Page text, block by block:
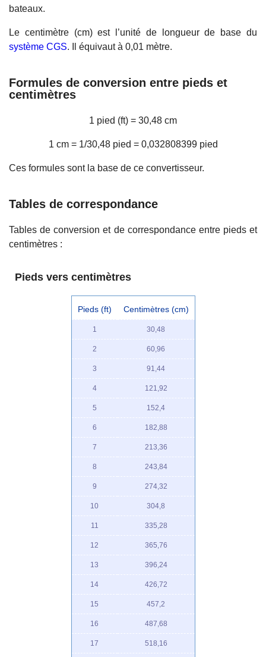
bateaux.
Le centimètre (cm) est l’unité de longueur de base du
système CGS. Il équivaut à 0,01 mètre.
Formules de conversion entre pieds et
centimètres
1 pied (ft) = 30,48 cm
1 cm = 1/30,48 pied = 0,032808399 pied
Ces formules sont la base de ce convertisseur.
Tables de correspondance
Tables de conversion et de correspondance entre pieds et
centimètres :
Pieds vers centimètres
Pieds (ft) Centimètres (cm)
1 30,48
2 60,96
3 91,44
4 121,92
5 152,4
6 182,88
7 213,36
8 243,84
9 274,32
10 304,8
11 335,28
12 365,76
13 396,24
14 426,72
15 457,2
16 487,68
17 518,16